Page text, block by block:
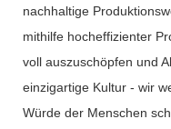
nachhaltige
mithilfe hocheffizienter
voll auszuschöpfen und
einzigartige Kultur - wir
Würde der Menschen